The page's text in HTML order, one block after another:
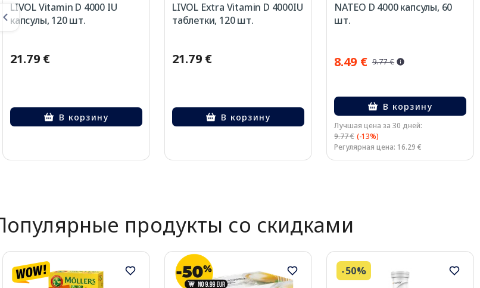
LIVOL Vitamin D 4000 IU
капсулы, 120 шт.
21.79 €
В корзину
LIVOL Extra Vitamin D 4000IU
таблетки, 120 шт.
21.79 €
В корзину
NATEO D 4000 капсулы, 60
шт.
8.49 € 9.77 €
В корзину
Лучшая цена за 30 дней:
9.77 € (-13%)
Регулярная цена: 16.29 €
продукты со скидками
-50%